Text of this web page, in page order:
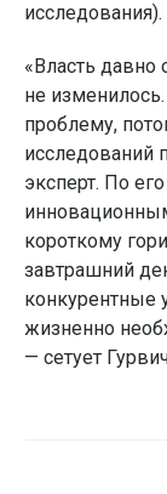
исследования).
«Власть давно
не
проблему,
исследований
эксперт. По
короткому
завтрашний
конкурентные
жизненно
— сетует